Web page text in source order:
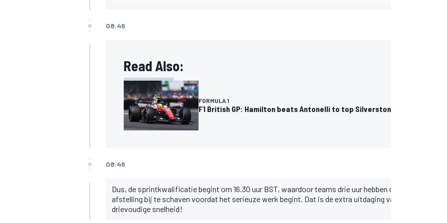
08:46
Read Also:
FORMULA 1
F1 British GP: Hamilton beats Antonelli to top Silverstone practice
08:46
Dus, de sprintkwalificatie begint om 16.30 uur BST, waardoor teams drie uur hebben om de data te
afstelling bij te schaven voordat het serieuze werk begint. Dat is de extra uitdaging van een
drievoudige snelheid!